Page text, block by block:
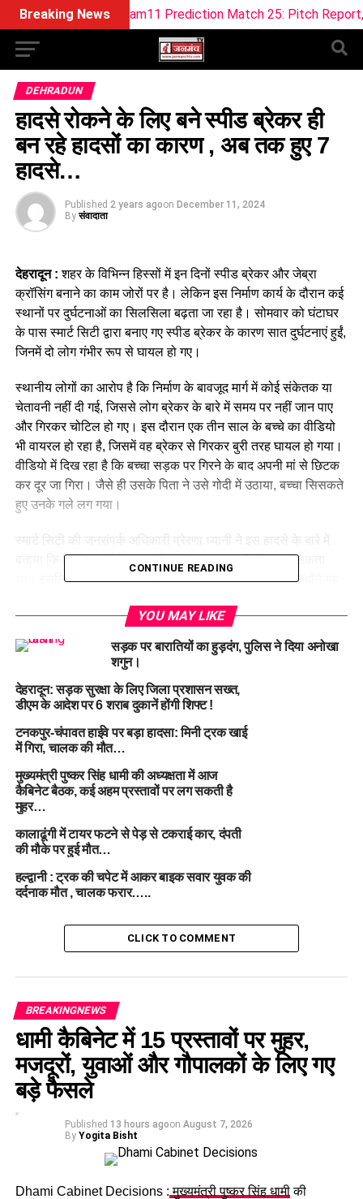
Breaking News
ML vs TRT Dream11 Prediction Match 25: Pitch Report,
DEHRADUN
हादसे रोकने के लिए बने स्पीड ब्रेकर ही
बन रहे हादसों का कारण , अब तक हुए 7
हादसे…
Published 2 years agoon December 11, 2024
By संवादाता
देहरादून : शहर के विभिन्न हिस्सों में इन दिनों स्पीड ब्रेकर और जेब्रा
क्रॉसिंग बनाने का काम जोरों पर है। लेकिन इस निर्माण कार्य के दौरान कई
स्थानों पर दुर्घटनाओं का सिलसिला बढ़ता जा रहा है। सोमवार को घंटाघर
के पास स्मार्ट सिटी द्वारा बनाए गए स्पीड ब्रेकर के कारण सात दुर्घटनाएं हुईं,
जिनमें दो लोग गंभीर रूप से घायल हो गए।
स्थानीय लोगों का आरोप है कि निर्माण के बावजूद मार्ग में कोई संकेतक या
चेतावनी नहीं दी गई, जिससे लोग ब्रेकर के बारे में समय पर नहीं जान पाए
और गिरकर चोटिल हो गए। इस दौरान एक तीन साल के बच्चे का वीडियो
भी वायरल हो रहा है, जिसमें वह ब्रेकर से गिरकर बुरी तरह घायल हो गया।
वीडियो में दिख रहा है कि बच्चा सड़क पर गिरने के बाद अपनी मां से छिटक
कर दूर जा गिरा। जैसे ही उसके पिता ने उसे गोदी में उठाया, बच्चा सिसकते
हुए उनके गले लग गया।
बताया कि निर्माण कार्य के साथ ही पेंटिंग का काम नहीं किया जा सकता
था। इसलिए बैरियर लगाकर सड़क को बंद कर दिया गया था। उन्होंने यह
लेकिन संकेतक लगाने का काम बाद में किया जाएगा।
स्मार्ट सिटी प्रोजेक्ट के तहत ओएनजीसी चौक पर पहले भी स्पीड ब्रेकर
और जेब्रा क्रॉसिंग बनाई जा चुकी है। इसके अलावा घंटाघर पर स्पीड
ब्रेकर के निर्माण के साथ-साथ जेब्रा क्रॉसिंग और राजपुर रोड पर नए
डिवाइडर भी लगाए जा रहे हैं। लेकिन सड़क हादसों का सिलसिला लगातार
बढ़ता जा रहा है, जिससे लोगों में डर और चिंता पैदा हो रही है।
#ClockTower #SpeedBump #SmartCity #RoadAccident
#ZebraCrossing #RoadSafety #SmartCityProject
#RoadHazards #SpeedBumpBenefit #FallingOnRoad
#CityInfrastructure #AccidentPrevention
RELATED TOPICS: #ROADACCIDENT
CLOCKTOWER
ROADSAFETY
SMARTCITY
SMARTCITYPROJECT
SPEEDBUMP
ZEBRACROSSING
UP NEXT
मुख्यमंत्री पुष्कर सिंह धामी ने देहरादून में रैन बसेरे का किया निरीक्षण ,
बेसहारा लोगों को वितरित किए कंबल….
उत्तराखंड में 35वीं सीनियर नेशनल कैनो स्प्रिंट चैंपियनशिप 2024
का शुभारंभ, खेल मंत्री रेखा आर्या ने किया उद्घाटन….
CONTINUE READING
YOU MAY LIKE
सड़क पर बारातियों का हुड़दंग, पुलिस ने दिया अनोखा
शगुन।
देहरादून: सड़क सुरक्षा के लिए जिला प्रशासन सख्त,
डीएम के आदेश पर 6 शराब दुकानें होंगी शिफ्ट !
टनकपुर-चंपावत हाईवे पर बड़ा हादसा: मिनी ट्रक खाई
में गिरा, चालक की मौत…
मुख्यमंत्री पुष्कर सिंह धामी की अध्यक्षता में आज
कैबिनेट बैठक, कई अहम प्रस्तावों पर लग सकती है
मुहर…
कालाढूंगी में टायर फटने से पेड़ से टकराई कार, दंपती
की मौके पर हुई मौत…
हल्द्वानी : ट्रक की चपेट में आकर बाइक सवार युवक की
दर्दनाक मौत , चालक फरार…..
CLICK TO COMMENT
BREAKINGNEWS
धामी कैबिनेट में 15 प्रस्तावों पर मुहर,
मजदूरों, युवाओं और गौपालकों के लिए गए
बड़े फैसले
Published 13 hours agoon August 7, 2026
By Yogita Bisht
Dhami Cabinet Decisions : मुख्यमंत्री पुष्कर सिंह धामीकी